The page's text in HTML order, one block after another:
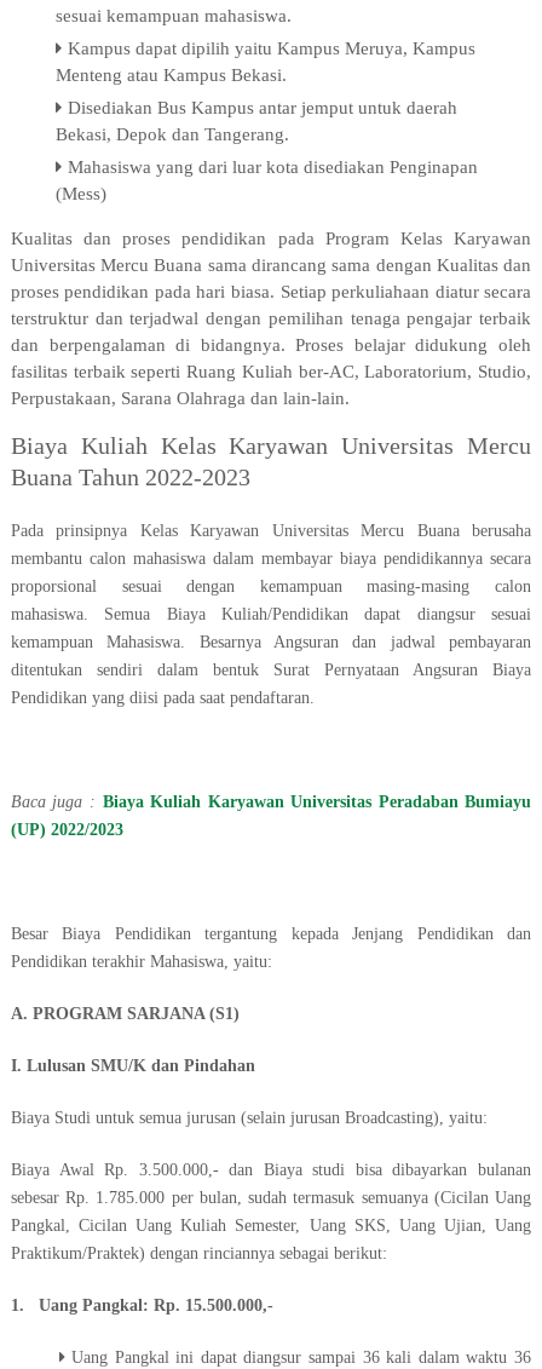
sesuai kemampuan mahasiswa.
Kampus dapat dipilih yaitu Kampus Meruya, Kampus
Menteng atau Kampus Bekasi.
Disediakan Bus Kampus antar jemput untuk daerah
Bekasi, Depok dan Tangerang.
Mahasiswa yang dari luar kota disediakan Penginapan
(Mess)
Kualitas dan proses pendidikan pada Program Kelas Karyawan
Universitas Mercu Buana sama dirancang sama dengan Kualitas dan
proses pendidikan pada hari biasa. Setiap perkuliahaan diatur secara
terstruktur dan terjadwal dengan pemilihan tenaga pengajar terbaik
dan berpengalaman di bidangnya. Proses belajar didukung oleh
fasilitas terbaik seperti Ruang Kuliah ber-AC, Laboratorium, Studio,
Perpustakaan, Sarana Olahraga dan lain-lain.
Biaya Kuliah Kelas Karyawan Universitas Mercu
Buana Tahun 2022-2023
Pada prinsipnya Kelas Karyawan Universitas Mercu Buana berusaha
membantu calon mahasiswa dalam membayar biaya pendidikannya secara
proporsional sesuai dengan kemampuan masing-masing calon
mahasiswa. Semua Biaya Kuliah/Pendidikan dapat diangsur sesuai
kemampuan Mahasiswa. Besarnya Angsuran dan jadwal pembayaran
ditentukan sendiri dalam bentuk Surat Pernyataan Angsuran Biaya
Pendidikan yang diisi pada saat pendaftaran.
Baca juga : Biaya Kuliah Karyawan Universitas Peradaban Bumiayu
(UP) 2022/2023
Besar Biaya Pendidikan tergantung kepada Jenjang Pendidikan dan
Pendidikan terakhir Mahasiswa, yaitu:
A. PROGRAM SARJANA (S1)
I. Lulusan SMU/K dan Pindahan
Biaya Studi untuk semua jurusan (selain jurusan Broadcasting), yaitu:
Biaya Awal Rp. 3.500.000,- dan Biaya studi bisa dibayarkan bulanan
sebesar Rp. 1.785.000 per bulan, sudah termasuk semuanya (Cicilan Uang
Pangkal, Cicilan Uang Kuliah Semester, Uang SKS, Uang Ujian, Uang
Praktikum/Praktek) dengan rinciannya sebagai berikut:
1. Uang Pangkal: Rp. 15.500.000,-
Uang Pangkal ini dapat diangsur sampai 36 kali dalam waktu 36